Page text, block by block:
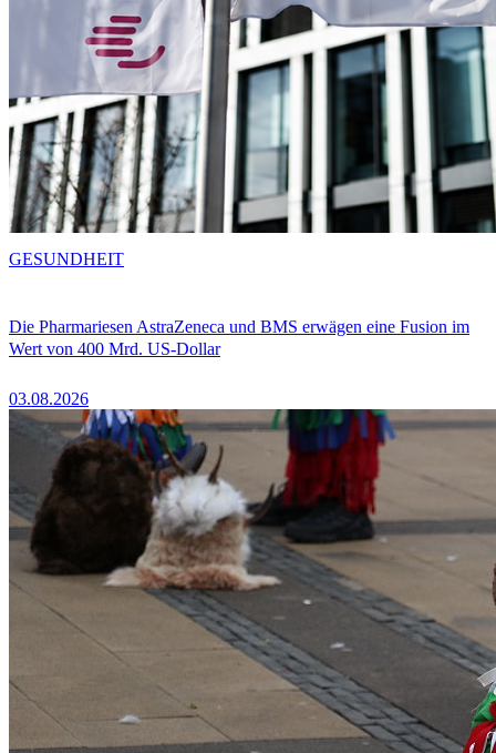
Die Pharmariesen AstraZeneca und BMS erwägen eine Fusion im
Wert von 400 Mrd. US-Dollar
03.08.2026
GESUNDHEIT